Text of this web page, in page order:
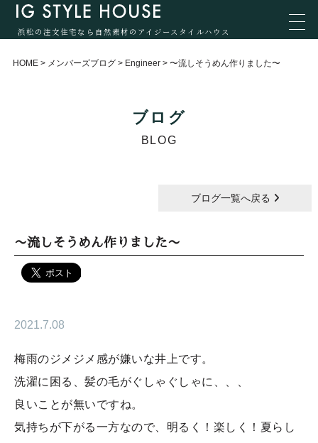
浜松の注文住宅なら自然素材のアイジースタイルハウス
HOME > メンバーズブログ > Engineer > 〜流しそうめん作りました〜
ブログ
BLOG
ブログ一覧へ戻る
〜流しそうめん作りました〜
2021.7.08
梅雨のジメジメ感が嫌いな井上です。
洗濯に困る、髪の毛がぐしゃぐしゃに、、、
良いことが無いですね。
気持ちが下がる一方なので、明るく！楽しく！夏らし